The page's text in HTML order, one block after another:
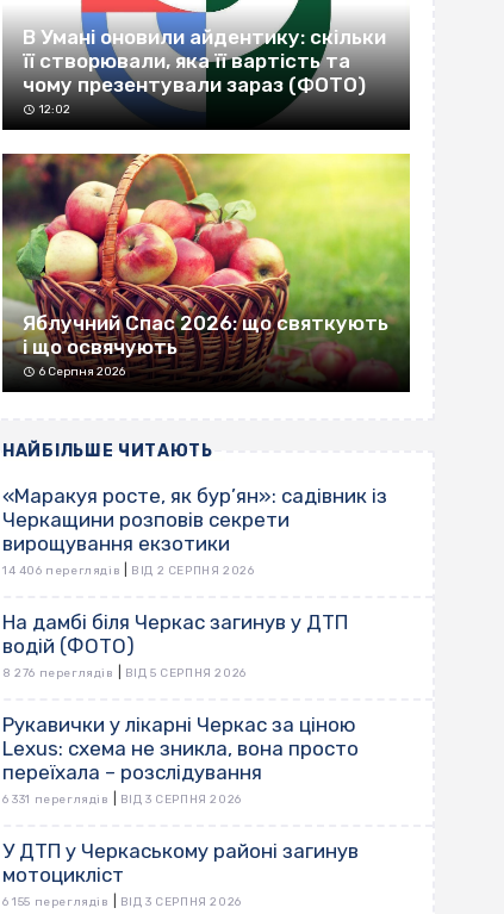
В Умані оновили айдентику: скільки
її створювали, яка її вартість та
чому презентували зараз (ФОТО)
12:02
Яблучний Спас 2026: що святкують
і що освячують
6 Серпня 2026
НАЙБІЛЬШЕ ЧИТАЮТЬ
«Маракуя росте, як бур’ян»: садівник із
Черкащини розповів секрети
вирощування екзотики
14 406 переглядів ВІД 2 СЕРПНЯ 2026
На дамбі біля Черкас загинув у ДТП
водій (ФОТО)
8 276 переглядів ВІД 5 СЕРПНЯ 2026
Рукавички у лікарні Черкас за ціною
Lexus: схема не зникла, вона просто
переїхала – розслідування
6 331 переглядів ВІД 3 СЕРПНЯ 2026
У ДТП у Черкаському районі загинув
мотоцикліст
6 155 переглядів ВІД 3 СЕРПНЯ 2026